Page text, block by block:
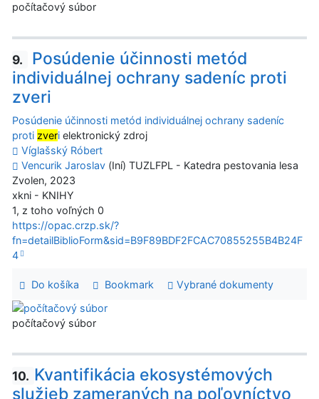
počítačový súbor
9.
Posúdenie účinnosti metód
individuálnej ochrany sadeníc proti
zveri
Posúdenie účinnosti metód individuálnej ochrany sadeníc
proti zveri elektronický zdroj
Víglašský Róbert
Vencurik Jaroslav (Iní) TUZLFPL - Katedra pestovania lesa
Zvolen, 2023
xkni - KNIHY
1, z toho voľných 0
https://opac.crzp.sk/?
fn=detailBiblioForm&sid=B9F89BDF2FCAC70855255B4B24F
4
Do košíka Bookmark Vybrané dokumenty
počítačový súbor
10. Kvantifikácia ekosystémových
služieb zameraných na poľovníctvo